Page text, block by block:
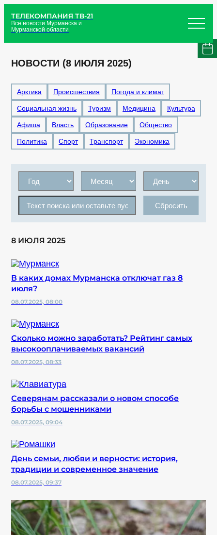
ТЕЛЕКОМПАНИЯ ТВ-21
Все новости Мурманска и
Мурманской области
НОВОСТИ (8 ИЮЛЯ 2025)
Арктика Происшествия Погода и климат
Социальная жизнь Туризм Медицина Культура
Афиша Власть Образование Общество
Политика Спорт Транспорт Экономика
Сбросить
8 ИЮЛЯ 2025
В каких домах Мурманска отключат газ 8
июля?
08.07.2025, 08:00
Сколько можно заработать? Рейтинг самых
высокооплачиваемых вакансий
08.07.2025, 08:33
Северянам рассказали о новом способе
борьбы с мошенниками
08.07.2025, 09:04
День семьи, любви и верности: история,
традиции и современное значение
08.07.2025, 09:37